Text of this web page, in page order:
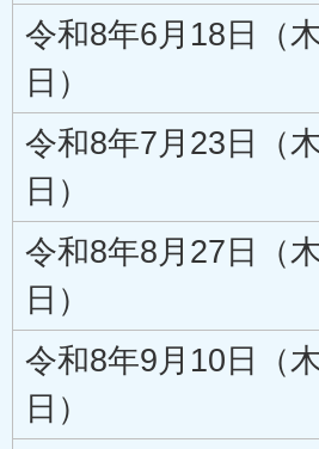
令和8年6月18日（
日）
令和8年7月23日（
日）
令和8年8月27日（
日）
令和8年9月10日（
日）